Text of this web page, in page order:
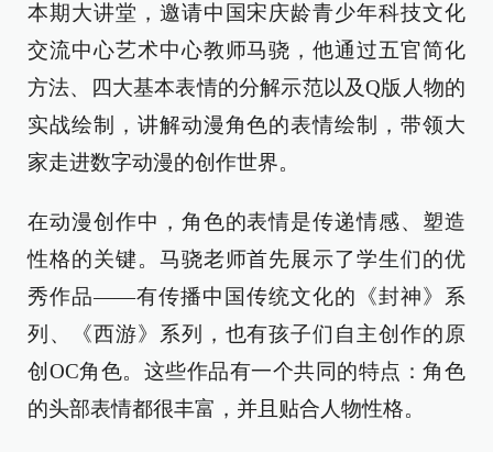
本期大讲堂，邀请中国宋庆龄青少年科技文化
交流中心艺术中心教师马骁，他通过五官简化
方法、四大基本表情的分解示范以及Q版人物的
实战绘制，讲解动漫角色的表情绘制，带领大
家走进数字动漫的创作世界。
在动漫创作中，角色的表情是传递情感、塑造
性格的关键。马骁老师首先展示了学生们的优
秀作品——有传播中国传统文化的《封神》系
列、《西游》系列，也有孩子们自主创作的原
创OC角色。这些作品有一个共同的特点：角色
的头部表情都很丰富，并且贴合人物性格。